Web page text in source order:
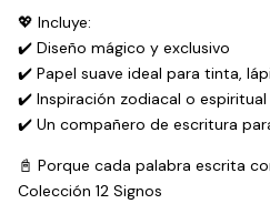
💖 Incluye:
✔️ Diseño mágico y exclusivo
✔️ Papel suave ideal para tinta,
✔️ Inspiración zodiacal o espiritual
✔️ Un compañero de escritura
📓 Porque cada palabra escrita
Colección 12 Signos